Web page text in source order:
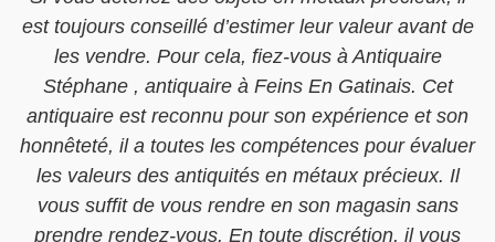
est toujours conseillé d’estimer leur valeur avant de
les vendre. Pour cela, fiez-vous à Antiquaire
Stéphane , antiquaire à Feins En Gatinais. Cet
antiquaire est reconnu pour son expérience et son
honnêteté, il a toutes les compétences pour évaluer
les valeurs des antiquités en métaux précieux. Il
vous suffit de vous rendre en son magasin sans
prendre rendez-vous. En toute discrétion, il vous